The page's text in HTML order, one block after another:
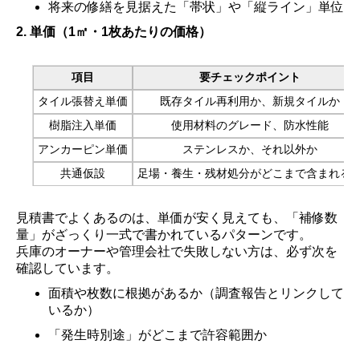
将来の修繕を見据えた「帯状」や「縦ライン」単位
2. 単価（1㎡・1枚あたりの価格）
項目
要チェックポイント
タイル張替え単価
既存タイル再利用か、新規タイルか
樹脂注入単価
使用材料のグレード、防水性能
アンカーピン単価
ステンレスか、それ以外か
共通仮設
足場・養生・残材処分がどこまで含まれる
見積書でよくあるのは、単価が安く見えても、「補修数
量」がざっくり一式で書かれているパターンです。
兵庫のオーナーや管理会社で失敗しない方は、必ず次を
確認しています。
面積や枚数に根拠があるか（調査報告とリンクして
いるか）
「発生時別途」がどこまで許容範囲か